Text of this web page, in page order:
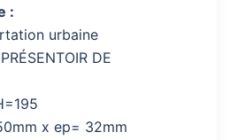
:
urbaine
DE
x ep= 32mm